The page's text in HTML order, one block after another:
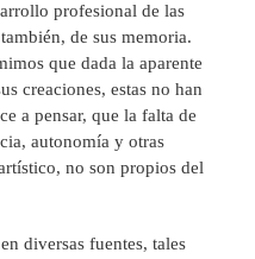
profesional de las
de sus memoria.
que dada la aparente
creaciones, estas no han
a pensar, que la falta de
autonomía y otras
no son propios del
diversas fuentes, tales